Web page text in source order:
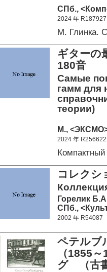
СПб.,
2024 年 R187927
М. Глинка.
ギターの
180音
Самые
гамм для
теории)
М.,
2024 年 R256622
コレク
Горелик
СПб.,
2002 年 R54087
ペテル
（1855
グ （古